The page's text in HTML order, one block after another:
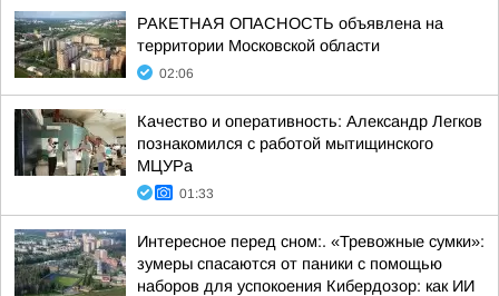
РАКЕТНАЯ ОПАСНОСТЬ объявлена на
территории Московской области
02:06
Качество и оперативность: Александр Легков
познакомился с работой мытищинского
МЦУРа
01:33
Интересное перед сном:. «Тревожные сумки»:
зумеры спасаются от паники с помощью
наборов для успокоения Кибердозор: как ИИ